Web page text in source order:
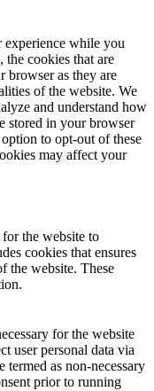
experience while you
the cookies that are
browser as they are
of the website. We
and understand how
stored in your browser
to opt-out of these
may affect your
for the website to
cookies that ensures
the website. These
for the website
user personal data via
termed as non-necessary
prior to running